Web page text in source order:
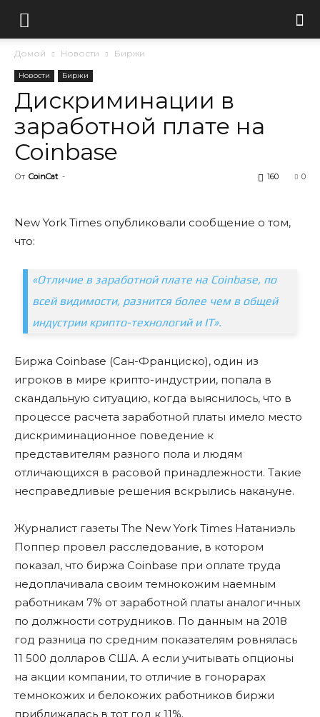
Домой Новости Биржи
Новости Биржи
Дискриминации в
заработной плате на
Coinbase
От CoinCat - 0
160
New York Times опубликовали сообщение о том,
что:
«Отличие в заработной плате на Coinbase, по
всей видимости, разнится более чем в общей
индустрии крипто-технологий и IT».
Биржа Coinbase (Сан-Франциско), один из
игроков в мире крипто-индустрии, попала в
скандальную ситуацию, когда выяснилось, что в
процессе расчета заработной платы имело место
дискриминационное поведение к
представителям разного пола и людям
отличающихся в расовой принадлежности. Такие
несправедливые решения вскрылись накануне.
Журналист газеты The New York Times Натаниэль
Поппер провел расследование, в котором
показал, что биржа Coinbase при оплате труда
недоплачивала своим темнокожим наемным
работникам 7% от заработной платы аналогичных
по должности сотрудников. По данным на 2018
год разница по средним показателям ровнялась
11 500 долларов США. А если учитывать опционы
на акции компании, то отличие в гонорарах
темнокожих и белокожих работников биржи
приближалась в тот год к 11%.